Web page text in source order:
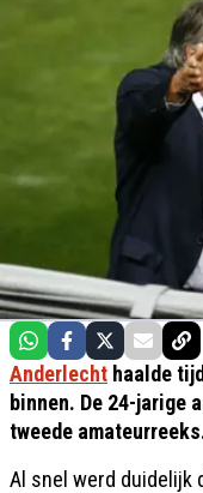
Anderlecht haalde
binnen. De 24-jarige
tweede
Al snel werd duidelijk